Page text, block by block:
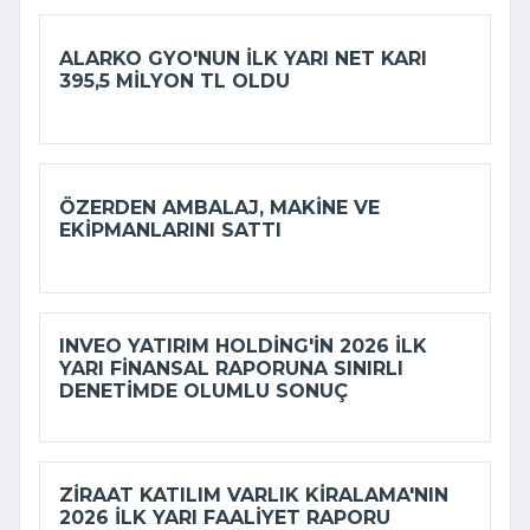
ALARKO GYO'NUN ILK YARI NET KARI
395,5 MILYON TL OLDU
ÖZERDEN AMBALAJ, MAKINE VE
EKIPMANLARINI SATTI
INVEO YATIRIM HOLDING'IN 2026 ILK
YARI FINANSAL RAPORUNA SINIRLI
DENETIMDE OLUMLU SONUÇ
ZIRAAT KATILIM VARLIK KIRALAMA'NIN
2026 ILK YARI FAALIYET RAPORU